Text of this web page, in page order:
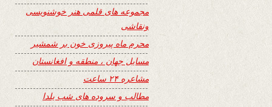
مجموعه های قلمی هنر خوشنویسی
ونقاشی
محرم ماه پیروزی خون بر شمشیر
مسایل جهان ، منطقه و افغانستان
مشاعره ۲۴ ساعت
مطالب و سروده های شب یلدا